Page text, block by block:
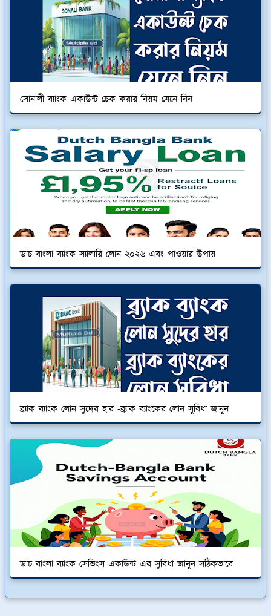
সোনালী ব্যাংক একাউন্ট চেক করার নিয়ম যেনে নিন
ডাচ বাংলা ব্যাংক স্যালারি লোন ২০২৬ এবং পাওয়ার উপায়
ব্র্যাক ব্যাংক লোন সুদের হার -ব্র্যাক ব্যাংকের লোন সুবিধা জানুন
ডাচ বাংলা ব্যাংক সেভিংস একাউন্ট এর সুবিধা জানুন সঠিকভাবে